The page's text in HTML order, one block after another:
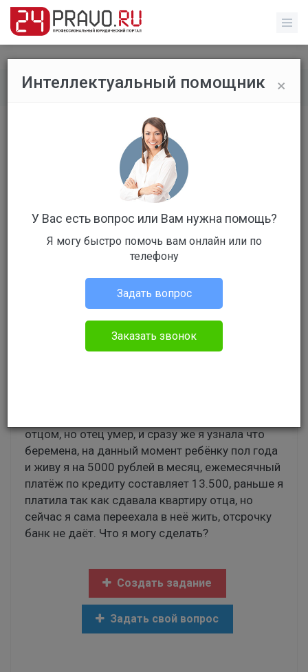
Все вопросы / Без указания категории
Нет возможности платить кредит,
т.к грудной ребенок. Что нужно
делать в данной ситуации
Бесплатный
Вопрос уже решен
Ответов: 2
Без указания категории
отцом, но отец умер, и сразу же я узнала что
беремена, на данный момент ребёнку пол года
и живу я на 5000 рублей в месяц, ежемесячный
платёж по кредиту составляет 13.500, раньше я
платила так как сдавала квартиру отца, но
сейчас я сама переехала в неё жить, отсрочку
банк не даёт. Что я могу сделать?
Создать задание
Задать свой вопрос
×
Интеллектуальный помощник
У Вас есть вопрос или Вам нужна помощь?
Я могу быстро помочь вам онлайн или по
телефону
Задать вопрос
Заказать звонок